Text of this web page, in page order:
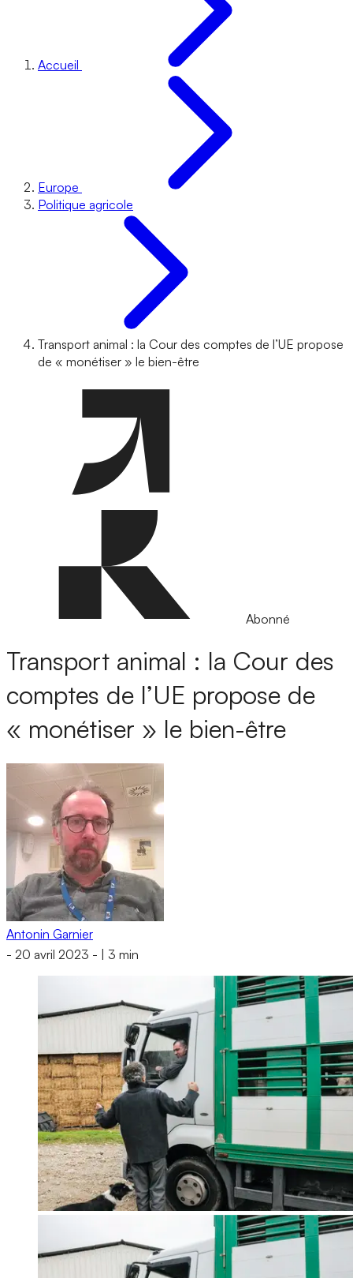
Accueil
Europe
Politique agricole
Transport animal : la Cour des comptes de l’UE propose
de « monétiser » le bien-être
Abonné
Transport animal : la Cour des
comptes de l’UE propose de
« monétiser » le bien-être
Antonin Garnier
- 20 avril 2023 - 3 min